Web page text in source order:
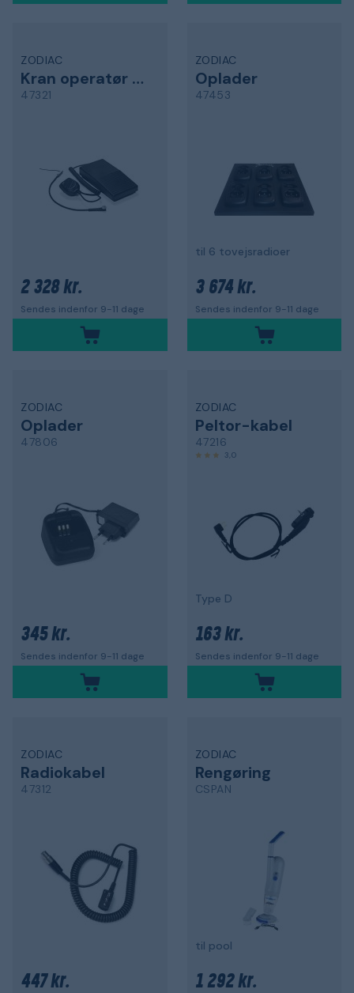
ZODIAC
Kran operatør pakke
47321
2 328 kr.
Sendes indenfor 9-11 dage
ZODIAC
Oplader
47453
til 6 tovejsradioer
3 674 kr.
Sendes indenfor 9-11 dage
ZODIAC
Oplader
47806
345 kr.
Sendes indenfor 9-11 dage
ZODIAC
Peltor-kabel
47216
3,0
Type D
163 kr.
Sendes indenfor 9-11 dage
ZODIAC
Radiokabel
47312
447 kr.
ZODIAC
Rengøring
CSPAN
til pool
1 292 kr.